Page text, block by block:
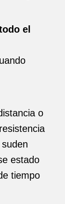
el
o
estado
tiempo